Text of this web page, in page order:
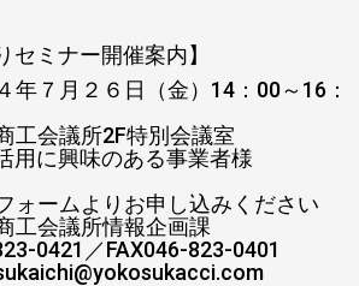
セミナー開催案内】
年７月２６日（金）14：00～16：
工会議所2F特別会議室
に興味のある事業者様
ームよりお申し込みください
工会議所情報企画課
／FAX046-823-0401